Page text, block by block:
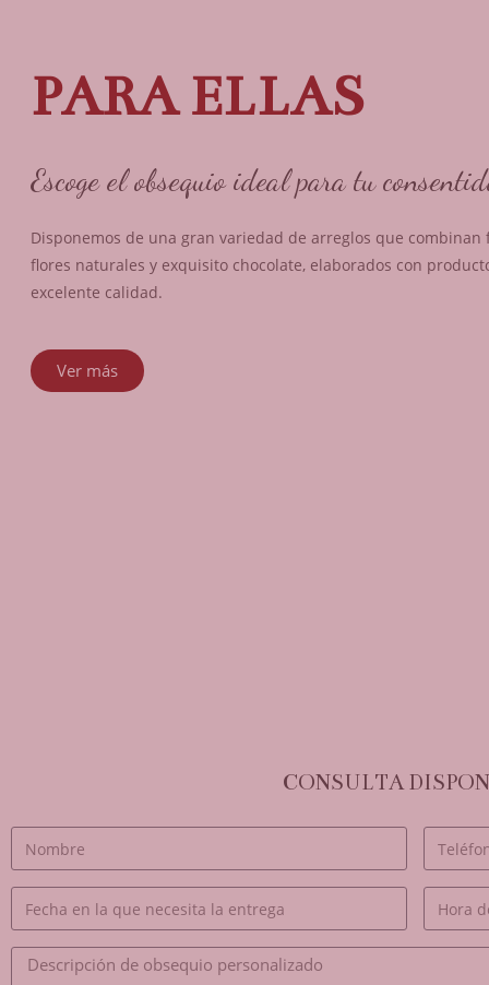
PARA ELLAS
Escoge el obsequio ideal para tu
Disponemos de una gran variedad de arreglos que combinan
flores naturales y exquisito chocolate, elaborados con
excelente calidad.
Ver más
CONSULTA